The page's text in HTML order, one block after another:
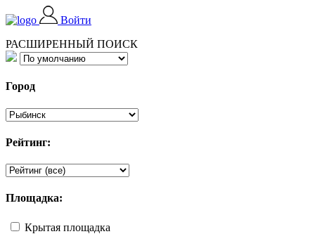
Войти
РАСШИРЕННЫЙ ПОИСК
Город
Рейтинг:
Площадка:
Крытая площадка